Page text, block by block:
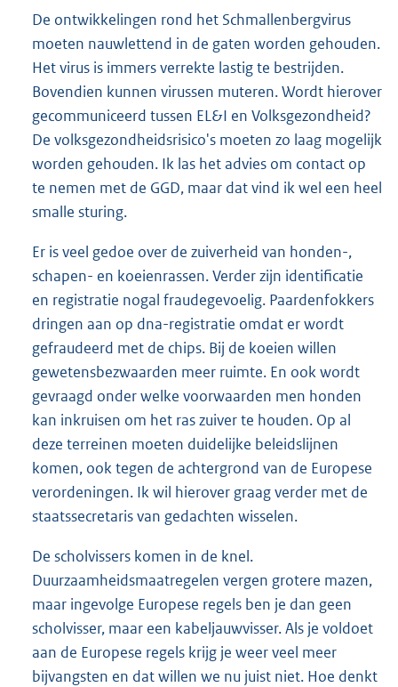
De ontwikkelingen rond het Schmallenbergvirus
moeten nauwlettend in de gaten worden gehouden.
Het virus is immers verrekte lastig te bestrijden.
Bovendien kunnen virussen muteren. Wordt hierover
gecommuniceerd tussen EL&I en Volksgezondheid?
De volksgezondheidsrisico's moeten zo laag mogelijk
worden gehouden. Ik las het advies om contact op
te nemen met de GGD, maar dat vind ik wel een heel
smalle sturing.
Er is veel gedoe over de zuiverheid van honden-,
schapen- en koeienrassen. Verder zijn identificatie
en registratie nogal fraudegevoelig. Paardenfokkers
dringen aan op dna-registratie omdat er wordt
gefraudeerd met de chips. Bij de koeien willen
gewetensbezwaarden meer ruimte. En ook wordt
gevraagd onder welke voorwaarden men honden
kan inkruisen om het ras zuiver te houden. Op al
deze terreinen moeten duidelijke beleidslijnen
komen, ook tegen de achtergrond van de Europese
verordeningen. Ik wil hierover graag verder met de
staatssecretaris van gedachten wisselen.
De scholvissers komen in de knel.
Duurzaamheidsmaatregelen vergen grotere mazen,
maar ingevolge Europese regels ben je dan geen
scholvisser, maar een kabeljauwvisser. Als je voldoet
aan de Europese regels krijg je weer veel meer
bijvangsten en dat willen we nu juist niet. Hoe denkt